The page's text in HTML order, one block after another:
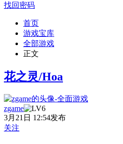
找回密码
首页
游戏宝库
全部游戏
正文
花之灵/Hoa
zgame
3月21日 12:54发布
关注